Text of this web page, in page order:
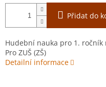
Přidat do
Hudební nauka pro 1.
Pro ZUŠ (ZŠ)
Detailní informace